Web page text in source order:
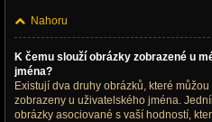
Nahoru
K čemu slouží obrázky zobrazené u
jména?
Existují dva druhy obrázků, které
zobrazeny u uživatelského jména.
obrázky asociované s vaší hodností,